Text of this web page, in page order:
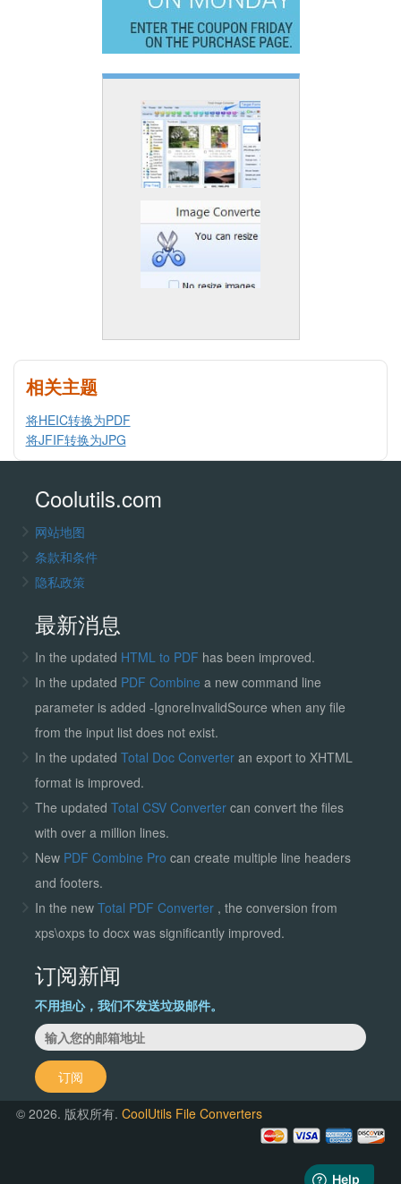
相关主题
将HEIC转换为PDF
将JFIF转换为JPG
Coolutils.com
网站地图
条款和条件
隐私政策
最新消息
In the updated HTML to PDF has been improved.
In the updated PDF Combine a new command line
parameter is added -IgnoreInvalidSource when any file
from the input list does not exist.
In the updated Total Doc Converter an export to XHTML
format is improved.
The updated Total CSV Convertercan convert the files
with over a million lines.
New PDF Combine Pro can create multiple line headers
and footers.
In the new Total PDF Converter , the conversion from
xps\oxps to docx was significantly improved.
订阅新闻
不用担心，我们不发送垃圾邮件。
订阅
© 2026. 版权所有.CoolUtils File Converters